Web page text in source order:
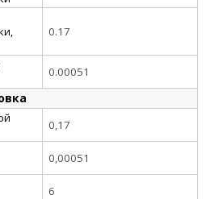
0.17
0.00051
0,17
0,00051
6